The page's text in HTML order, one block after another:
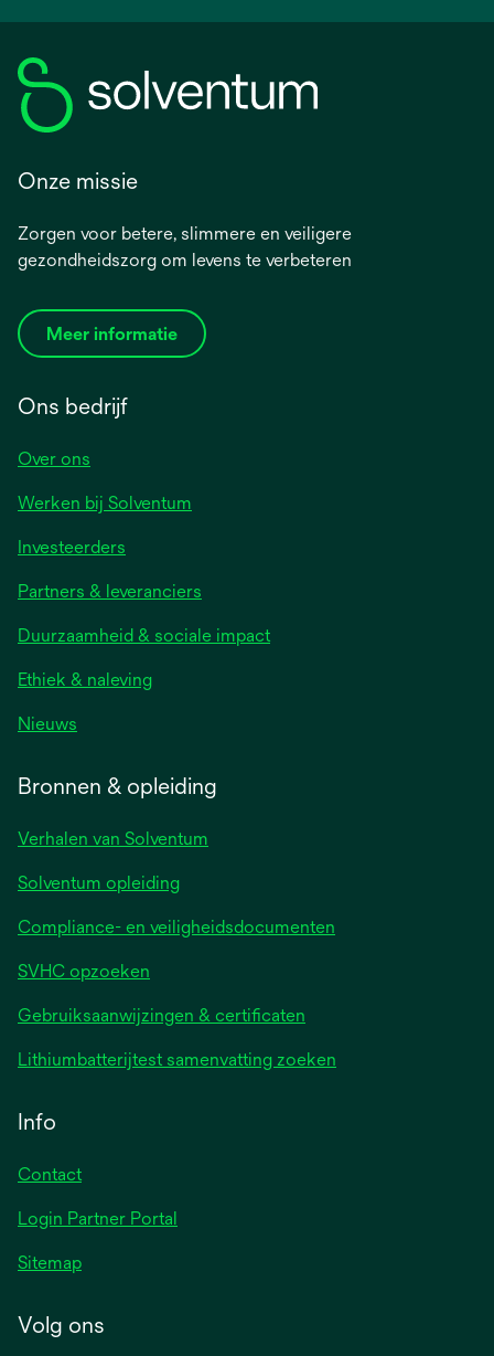
Onze missie
Zorgen voor betere, slimmere en veiligere
gezondheidszorg om levens te verbeteren
Meer informatie
Ons bedrijf
Over ons
Werken bij Solventum
Investeerders
Partners & leveranciers
Duurzaamheid & sociale impact
Ethiek & naleving
Nieuws
Bronnen & opleiding
Verhalen van Solventum
Solventum opleiding
Compliance- en veiligheidsdocumenten
SVHC opzoeken
Gebruiksaanwijzingen & certificaten
Lithiumbatterijtest samenvatting zoeken
Info
Contact
Login Partner Portal
Sitemap
Volg ons